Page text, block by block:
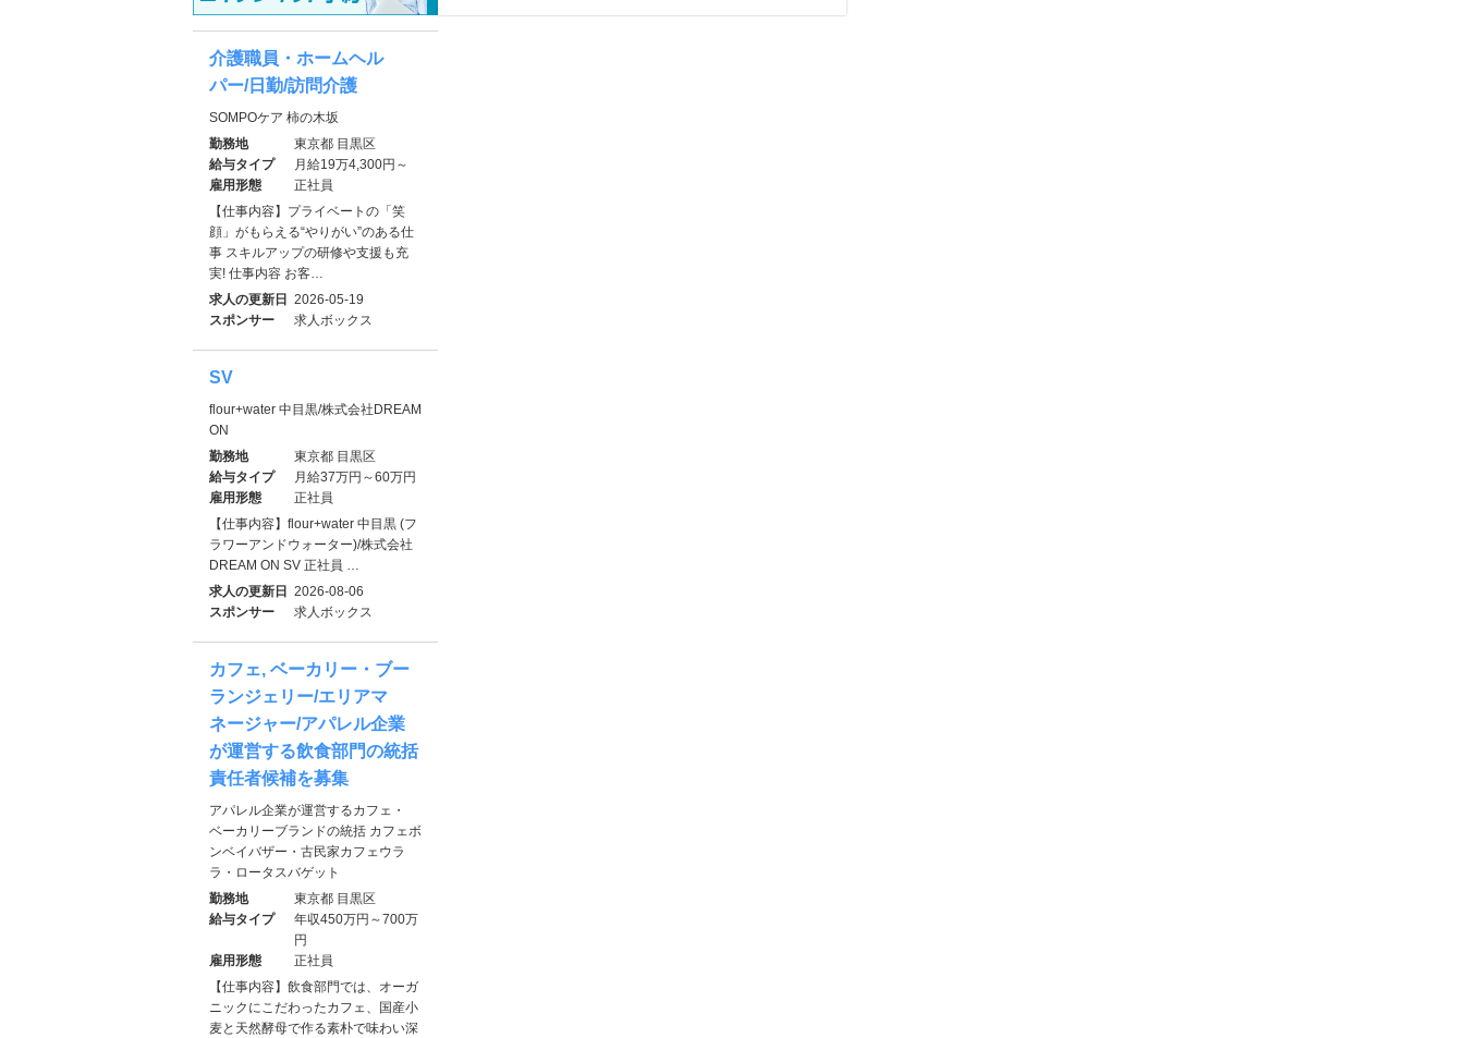
介護職員・ホームヘル
パー/日勤/訪問介護
SOMPOケア 柿の木坂
勤務地
東京都 目黒区
給与タイプ
月給19万4,300円～
雇用形態
正社員
【仕事内容】プライベートの「笑
顔」がもらえる“やりがい”のある仕
事 スキルアップの研修や支援も充
実! 仕事内容 お客…
求人の更新日
2026-05-19
スポンサー
求人ボックス
SV
flour+water 中目黒/株式会社DREAM
ON
勤務地
東京都 目黒区
給与タイプ
月給37万円～60万円
雇用形態
正社員
【仕事内容】flour+water 中目黒 (フ
ラワーアンドウォーター)/株式会社
DREAM ON SV 正社員 …
求人の更新日
2026-08-06
スポンサー
求人ボックス
カフェ, ベーカリー・ブー
ランジェリー/エリアマ
ネージャー/アパレル企業
が運営する飲食部門の統括
責任者候補を募集
アパレル企業が運営するカフェ・
ベーカリーブランドの統括 カフェボ
ンベイバザー・古民家カフェウラ
ラ・ロータスバゲット
勤務地
東京都 目黒区
給与タイプ
年収450万円～700万
円
雇用形態
正社員
【仕事内容】飲食部門では、オーガ
ニックにこだわったカフェ、国産小
麦と天然酵母で作る素朴で味わい深